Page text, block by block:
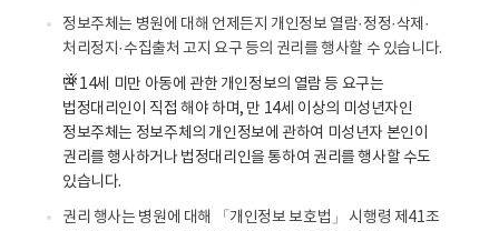
정보주체는 병원에 대해 언제든지 개인정보 열람·정정·삭제·
처리정지·수집출처 고지 요구 등의 권리를 행사할 수 있습니다.
만 14세 미만 아동에 관한 개인정보의 열람 등 요구는
법정대리인이 직접 해야 하며, 만 14세 이상의 미성년자인
정보주체는 정보주체의 개인정보에 관하여 미성년자 본인이
권리를 행사하거나 법정대리인을 통하여 권리를 행사할 수도
있습니다.
권리 행사는 병원에 대해 「개인정보 보호법」 시행령 제41조